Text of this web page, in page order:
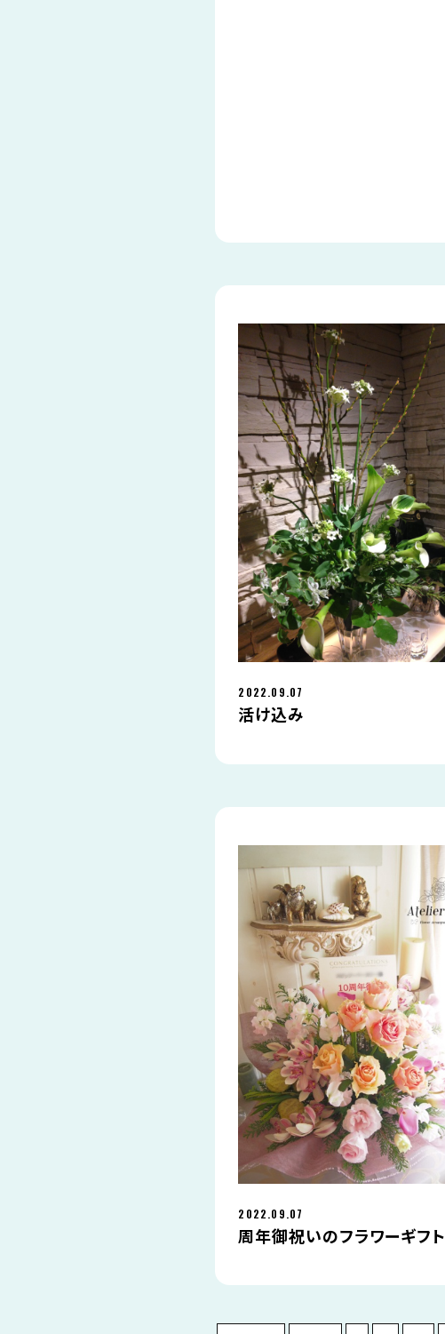
2022.09.07
活け込み
2022.09.07
周年御祝いのフラワーギフト